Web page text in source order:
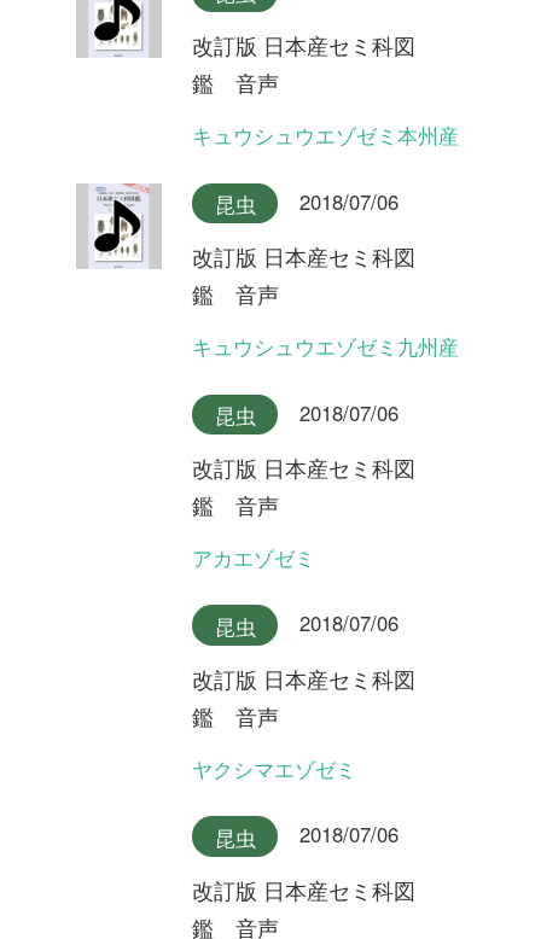
改訂版 日本産セミ科図
鑑 音声
改訂版 日本産セミ科図
鑑 音声
アカエゾゼミとキュウシュウ
改訂版 日本産セミ科図
鑑 音声
ニイニイゼミ
植物 FREE 2025/10/07
永田芳男さんの日本全
国花行脚
ウズラ
植物 FREE 2025/09/17
永田芳男さんの日本全
国花行脚